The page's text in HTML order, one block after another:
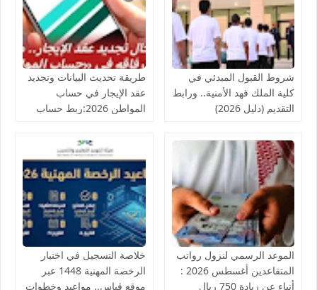
شروط القبول المبدئي في
كلية الملك فهد الأمنية.. ورابط
التقديم (دليل 2026)
طريقة تحديث البيانات وتجديد
عقد الإيجار في حساب
المواطن 2026:ربط حساب
الموعد الرسمي لنزول رواتب
المتقاعدين أغسطس 2026 :
أنباء عن زيادة 750 ريال
خلاصة التسجيل في اختبار
الرخصة المهنية 1448 عبر
موقع قياس.. مواعيد وخطوات